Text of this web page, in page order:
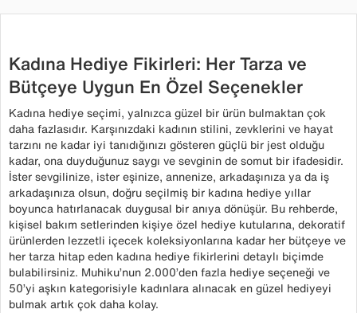
Kadına Hediye Fikirleri: Her Tarza ve
Bütçeye Uygun En Özel Seçenekler
Kadına hediye seçimi, yalnızca güzel bir ürün bulmaktan çok
daha fazlasıdır. Karşınızdaki kadının stilini, zevklerini ve hayat
tarzını ne kadar iyi tanıdığınızı gösteren güçlü bir jest olduğu
kadar, ona duyduğunuz saygı ve sevginin de somut bir ifadesidir.
İster sevgilinize, ister eşinize, annenize, arkadaşınıza ya da iş
arkadaşınıza olsun, doğru seçilmiş bir kadına hediye yıllar
boyunca hatırlanacak duygusal bir anıya dönüşür. Bu rehberde,
kişisel bakım setlerinden kişiye özel hediye kutularına, dekoratif
ürünlerden lezzetli içecek koleksiyonlarına kadar her bütçeye ve
her tarza hitap eden kadına hediye fikirlerini detaylı biçimde
bulabilirsiniz. Muhiku’nun 2.000’den fazla hediye seçeneği ve
50’yi aşkın kategorisiyle kadınlara alınacak en güzel hediyeyi
bulmak artık çok daha kolay.